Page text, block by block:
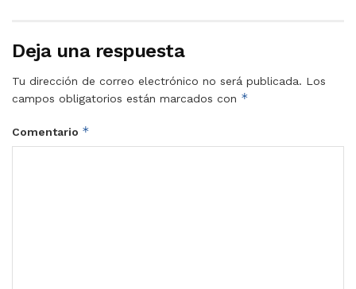
Deja una respuesta
Tu dirección de correo electrónico no será publicada. Los
campos obligatorios están marcados con *
Comentario *